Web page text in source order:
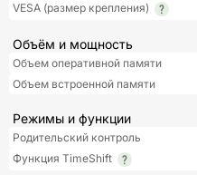
VESA (размер крепления)
Объём и мощность
Объем оперативной памяти
Объем встроенной памяти
Режимы и функции
Родительский контроль
Функция TimeShift